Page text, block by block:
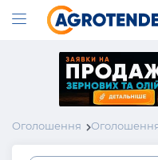
Оголошення